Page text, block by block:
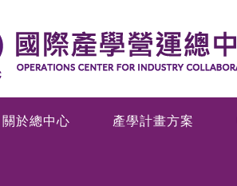
關於總中心 產學計畫方案